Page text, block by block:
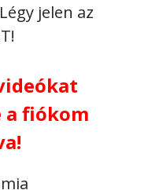
jelen az
a fiókom